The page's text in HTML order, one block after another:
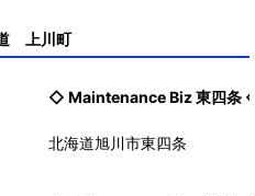
上川町
◇ Maintenance Biz東四条
北海道旭川市東四条